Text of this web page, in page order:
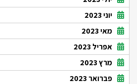
יוני 2023
מאי 2023
אפריל 2023
מרץ 2023
פברואר 2023